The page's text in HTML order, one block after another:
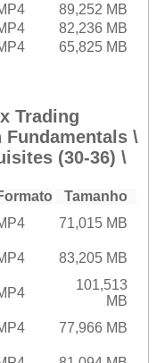
89,252 MB
82,236 MB
65,825 MB
Trading
Fundamentals \
(30-36) \
Tamanho
71,015 MB
83,205 MB
101,513
MB
77,966 MB